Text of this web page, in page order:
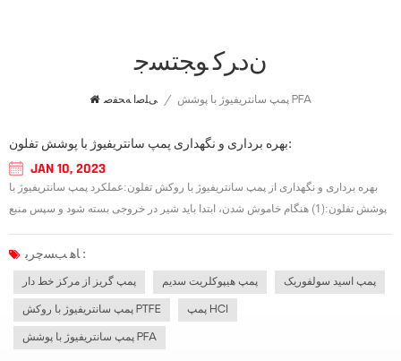
ﻥﺩﺮﮐ ﻮﺠﺘﺴﺟ
ﯽﻠﺻﺍ ﻪﺤﻔﺻ / پمپ سانتریفیوژ با پوشش PFA
بهره برداری و نگهداری پمپ سانتریفیوژ با پوشش تفلون:
JAN 10, 2023
بهره برداری و نگهداری از پمپ سانتریفیوژ با روکش تفلون:عملکرد پمپ سانتریفیوژ با
پوشش تفلون:(1) هنگام خاموش شدن، ابتدا باید شیر در خروجی بسته شود و سپس منبع
ﺎﻫ ﺐﺴﭼﺮﺑ :
پمپ گریز از مرکز خط دار پمپ هیپوکلریت سدیم پمپ اسید سولفوریک
پمپ سانتریفیوژ با روکش PTFE پمپ HCl
پمپ سانتریفیوژ با پوشش PFA